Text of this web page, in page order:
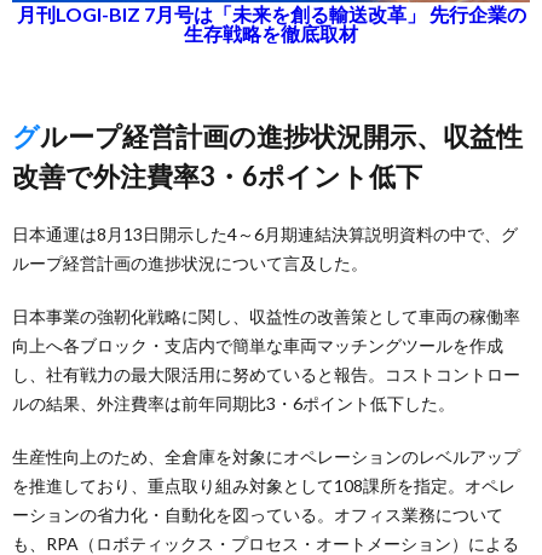
月刊LOGI-BIZ 7月号は「未来を創る輸送改革」 先行企業の
生存戦略を徹底取材
グループ経営計画の進捗状況開示、収益性
改善で外注費率3・6ポイント低下
日本通運は8月13日開示した4～6月期連結決算説明資料の中で、グ
ループ経営計画の進捗状況について言及した。
日本事業の強靭化戦略に関し、収益性の改善策として車両の稼働率
向上へ各ブロック・支店内で簡単な車両マッチングツールを作成
し、社有戦力の最大限活用に努めていると報告。コストコントロー
ルの結果、外注費率は前年同期比3・6ポイント低下した。
生産性向上のため、全倉庫を対象にオペレーションのレベルアップ
を推進しており、重点取り組み対象として108課所を指定。オペレ
ーションの省力化・自動化を図っている。オフィス業務について
も、RPA（ロボティックス・プロセス・オートメーション）による